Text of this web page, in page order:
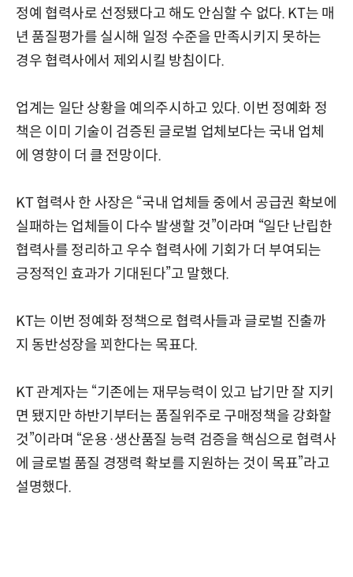
정예 협력사로 선정됐다고 해도 안심할 수 없다. KT는 매
년 품질평가를 실시해 일정 수준을 만족시키지 못하는
경우 협력사에서 제외시킬 방침이다.
업계는 일단 상황을 예의주시하고 있다. 이번 정예화 정
책은 이미 기술이 검증된 글로벌 업체보다는 국내 업체
에 영향이 더 클 전망이다.
KT 협력사 한 사장은 “국내 업체들 중에서 공급권 확보에
실패하는 업체들이 다수 발생할 것”이라며 “일단 난립한
협력사를 정리하고 우수 협력사에 기회가 더 부여되는
긍정적인 효과가 기대된다”고 말했다.
KT는 이번 정예화 정책으로 협력사들과 글로벌 진출까
지 동반성장을 꾀한다는 목표다.
KT 관계자는 “기존에는 재무능력이 있고 납기만 잘 지키
면 됐지만 하반기부터는 품질위주로 구매정책을 강화할
것”이라며 “운용·생산품질 능력 검증을 핵심으로 협력사
에 글로벌 품질 경쟁력 확보를 지원하는 것이 목표”라고
설명했다.